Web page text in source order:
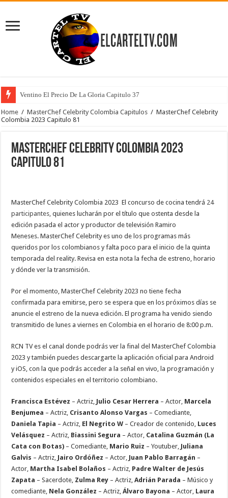
Ventino El Precio De La Gloria Capitulo 37
Home / MasterChef Celebrity Colombia Capitulos / MasterChef Celebrity
Colombia 2023 Capitulo 81
MasterChef Celebrity Colombia 2023
Capitulo 81
MasterChef Celebrity Colombia 2023 El concurso de cocina tendrá 24
participantes, quienes lucharán por el título que ostenta desde la
edición pasada el actor y productor de televisión Ramiro
Meneses. MasterChef Celebrity es uno de los programas más
queridos por los colombianos y falta poco para el inicio de la quinta
temporada del reality. Revisa en esta nota la fecha de estreno, horario
y dónde ver la transmisión.
Por el momento, MasterChef Celebrity 2023 no tiene fecha
confirmada para emitirse, pero se espera que en los próximos días se
anuncie el estreno de la nueva edición. El programa ha venido siendo
transmitido de lunes a viernes en Colombia en el horario de 8:00 p.m.
RCN TV es el canal donde podrás ver la final del MasterChef Colombia
2023 y también puedes descargarte la aplicación oficial para Android
y iOS, con la que podrás acceder a la señal en vivo, la programación y
contenidos especiales en el territorio colombiano.
Francisca Estévez – Actriz, Julio Cesar Herrera – Actor, Marcela
Benjumea – Actriz, Crisanto Alonso Vargas – Comediante,
Daniela Tapia – Actriz, El Negrito W – Creador de contenido, Luces
Velásquez – Actriz, Biassini Segura – Actor, Catalina Guzmán (La
Cata con Botas) – Comediante, Mario Ruiz – Youtuber, Juliana
Galvis – Actriz, Jairo Ordóñez – Actor, Juan Pablo Barragán –
Actor, Martha Isabel Bolaños – Actriz, Padre Walter de Jesús
Zapata – Sacerdote, Zulma Rey – Actriz,Adrián Parada – Músico y
comediante, Nela González – Actriz,Álvaro Bayona – Actor, Laura